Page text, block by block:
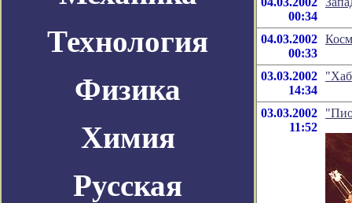
Технология
Физика
Химия
Русская
00:34
04.03.2002
00:33
03.03.2002
14:34
03.03.2002
11:52